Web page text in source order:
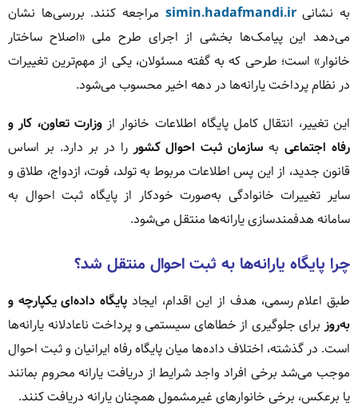
به نشانیsimin.hadafmandi.ir مراجعه کنند. بررسی‌ها نشان
می‌دهد این پیامک‌ها بخشی از اجرای طرح ملی «اصلاح ساختار
خانوار» است؛ طرحی که به گفته مسئولان، یکی از مهم‌ترین تغییرات
در نظام پرداخت یارانه‌ها در دهه اخیر محسوب می‌شود.
این تغییر، انتقال کامل پایگاه اطلاعات خانوار ازوزارت تعاون، کار و
رفاه اجتماعیبه سازمان ثبت احوال کشور را در بر دارد. بر اساس
قانون جدید، از این پس اطلاعات مربوط به تولد، فوت، ازدواج، طلاق و
سایر تغییرات خانوادگی به‌صورت خودکار از پایگاه ثبت احوال به
سامانه هدفمندسازی یارانه‌ها منتقل می‌شود.
چرا پایگاه یارانه‌ها به ثبت احوال منتقل شد؟
طبق اعلام رسمی، هدف از این اقدام، ایجاد پایگاه داده‌ای یکپارچه و
به‌روز برای جلوگیری از خطاهای سیستمی و پرداخت ناعادلانه یارانه‌ها
است. در گذشته، اختلاف داده‌ها میان پایگاه رفاه ایرانیان و ثبت احوال
موجب می‌شد برخی افراد واجد شرایط از دریافت یارانه محروم بمانند
یا برعکس، برخی خانوارهای غیرمشمول همچنان یارانه دریافت کنند.